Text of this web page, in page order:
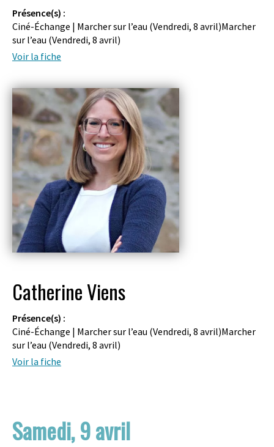
Présence(s) :
Ciné-Échange | Marcher sur l’eau (Vendredi, 8 avril)Marcher
sur l’eau (Vendredi, 8 avril)
Voir la fiche
Catherine Viens
Présence(s) :
Ciné-Échange | Marcher sur l’eau (Vendredi, 8 avril)Marcher
sur l’eau (Vendredi, 8 avril)
Voir la fiche
Samedi, 9 avril